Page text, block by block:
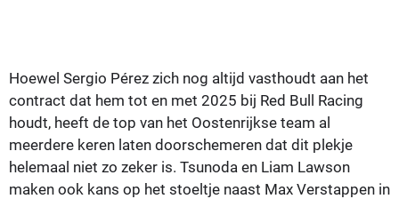
Hoewel Sergio Pérez zich nog altijd vasthoudt aan het
contract dat hem tot en met 2025 bij Red Bull Racing
houdt, heeft de top van het Oostenrijkse team al
meerdere keren laten doorschemeren dat dit plekje
helemaal niet zo zeker is. Tsunoda en Liam Lawson
maken ook kans op het stoeltje naast Max Verstappen in